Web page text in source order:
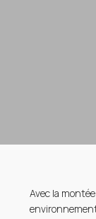
Avec la